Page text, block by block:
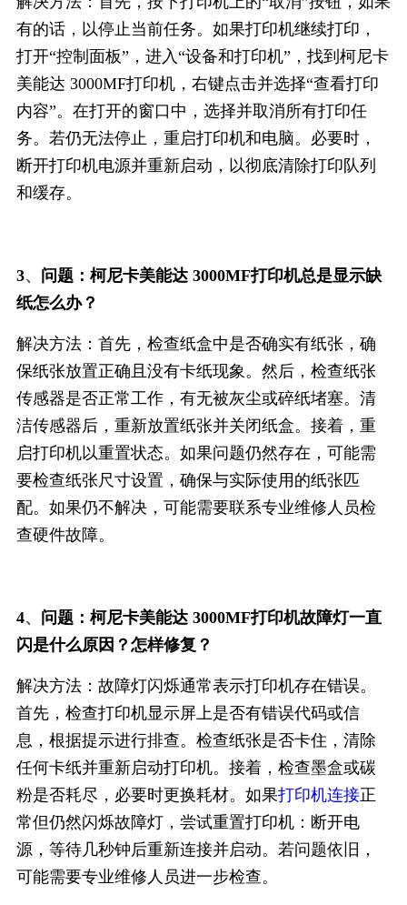
有的话，以停止当前任务。如果打印机继续打印，
打开“控制面板”，进入“设备和打印机”，找到柯尼卡
美能达 3000MF打印机，右键点击并选择“查看打印
内容”。在打开的窗口中，选择并取消所有打印任
务。若仍无法停止，重启打印机和电脑。必要时，
断开打印机电源并重新启动，以彻底清除打印队列
和缓存。
3、
问题：柯尼卡美能达 3000MF打印机总是显示缺
纸怎么办？
解决方法：首先，检查纸盒中是否确实有纸张，确
保纸张放置正确且没有卡纸现象。然后，检查纸张
传感器是否正常工作，有无被灰尘或碎纸堵塞。清
洁传感器后，重新放置纸张并关闭纸盒。接着，重
启打印机以重置状态。如果问题仍然存在，可能需
要检查纸张尺寸设置，确保与实际使用的纸张匹
配。如果仍不解决，可能需要联系专业维修人员检
查硬件故障。
4、
问题：柯尼卡美能达 3000MF打印机故障灯一直
闪是什么原因？怎样修复？
解决方法：故障灯闪烁通常表示打印机存在错误。
首先，检查打印机显示屏上是否有错误代码或信
息，根据提示进行排查。检查纸张是否卡住，清除
任何卡纸并重新启动打印机。接着，检查墨盒或碳
粉是否耗尽，必要时更换耗材。如果打印机连接正
常但仍然闪烁故障灯，尝试重置打印机：断开电
源，等待几秒钟后重新连接并启动。若问题依旧，
可能需要专业维修人员进一步检查。